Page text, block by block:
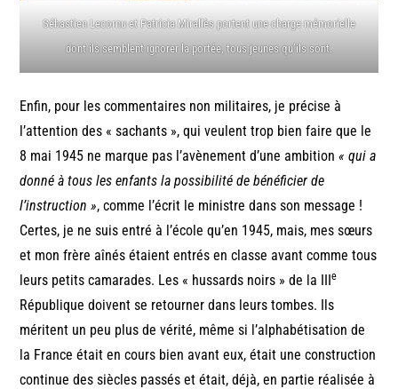
Sébastien Lecornu et Patricia Mirallès portent une charge mémorielle
dont ils semblent ignorer la portée, tous jeunes qu’ils sont.
Enfin, pour les commentaires non militaires, je précise à
l’attention des « sachants », qui veulent trop bien faire que le
8 mai 1945 ne marque pas l’avènement d’une ambition« qui a
donné à tous les enfants la possibilité de bénéficier de
l’instruction », comme l’écrit le ministre dans son message !
Certes, je ne suis entré à l’école qu’en 1945, mais, mes sœurs
et mon frère aînés étaient entrés en classe avant comme tous
leurs petits camarades. Les « hussards noirs » de la IIIe
République doivent se retourner dans leurs tombes. Ils
méritent un peu plus de vérité, même si l’alphabétisation de
la France était en cours bien avant eux, était une construction
continue des siècles passés et était, déjà, en partie réalisée à